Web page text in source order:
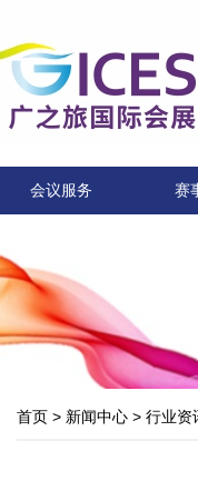
会议服务 赛
首页 > 新闻中心 > 行业资